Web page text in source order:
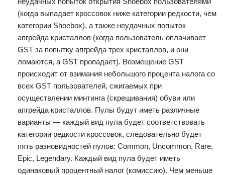
(когда выпадает кроссовок ниже категории редкости, чем
категории Shoebox), а также неудачных попыток
апгрейда кристаллов (когда пользователь оплачивает
GST за попытку апгрейда трех кристаллов, и они
ломаются, а GST пропадает). Возмещение GST
происходит от взимания небольшого процента налога со
всех GST пользователей, сжигаемых при
осуществлении минтинга (скрещивания) обуви или
апгрейда кристаллов. Пулы будут иметь различные
варианты — каждый вид пула будет соответствовать
категории редкости кроссовок, следовательно будет
пять разновидностей пулов: Common, Uncommon, Rare,
Epic, Legendary. Каждый вид пула будет иметь
одинаковый процентный налог (комиссию). Чем меньше